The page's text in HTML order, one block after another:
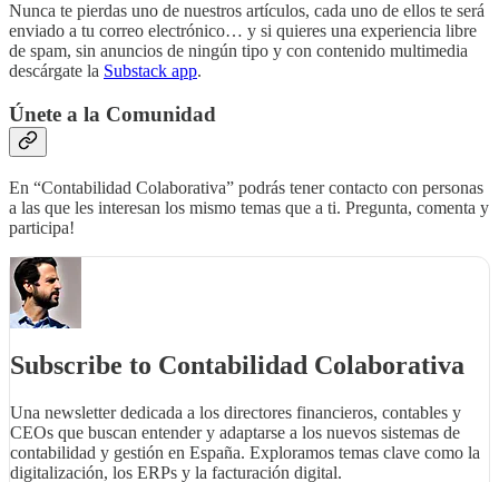
Nunca te pierdas uno de nuestros artículos, cada uno de ellos te será
enviado a tu correo electrónico… y si quieres una experiencia libre
de spam, sin anuncios de ningún tipo y con contenido multimedia
descárgate la Substack app.
Únete a la Comunidad
En “Contabilidad Colaborativa” podrás tener contacto con personas
a las que les interesan los mismo temas que a ti. Pregunta, comenta y
participa!
Subscribe to Contabilidad Colaborativa
Una newsletter dedicada a los directores financieros, contables y
CEOs que buscan entender y adaptarse a los nuevos sistemas de
contabilidad y gestión en España. Exploramos temas clave como la
digitalización, los ERPs y la facturación digital.